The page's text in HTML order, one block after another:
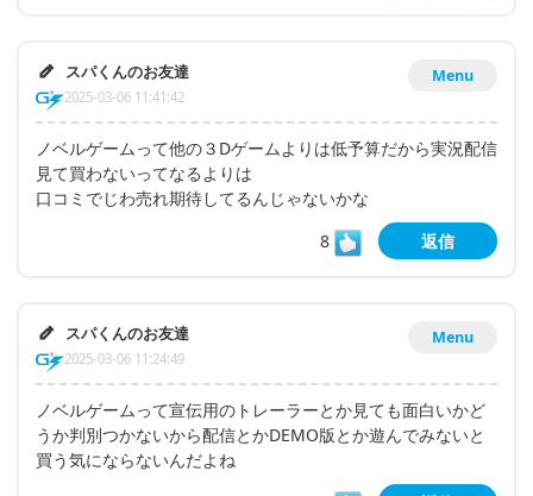
Menu
スパくんのお友達
2025-03-06 11:41:42
ノベルゲームって他の３Dゲームよりは低予算だから実況配信
見て買わないってなるよりは
口コミでじわ売れ期待してるんじゃないかな
8
返信
Menu
スパくんのお友達
2025-03-06 11:24:49
ノベルゲームって宣伝用のトレーラーとか見ても面白いかど
うか判別つかないから配信とかDEMO版とか遊んでみないと
買う気にならないんだよね